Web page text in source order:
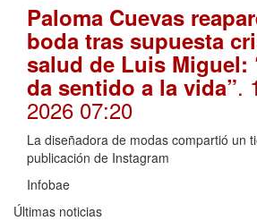
Paloma Cuevas
boda tras supuesta
salud de Luis Miguel:
da sentido a la vida”.
2026 07:20
La diseñadora de modas compartió un
publicación de Instagram
Infobae
Últimas noticias